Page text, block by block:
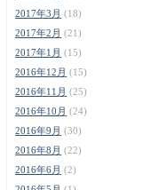
2017年3月 (18)
2017年2月 (21)
2017年1月 (15)
2016年12月 (15)
2016年11月 (25)
2016年10月 (24)
2016年9月 (30)
2016年8月 (22)
2016年6月 (2)